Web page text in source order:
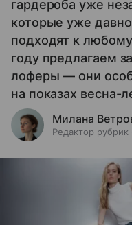
гардероба уже
которые уже
подходят к
году предлагаем
лоферы — они
на показах весна-
Милана
Редактор